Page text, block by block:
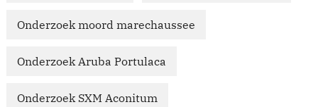
Onderzoek moord marechaussee
Onderzoek Aruba Portulaca
Onderzoek SXM Aconitum